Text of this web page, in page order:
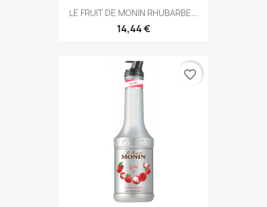
LE FRUIT DE MONIN RHUBARBE...
14,44 €
favorite_border